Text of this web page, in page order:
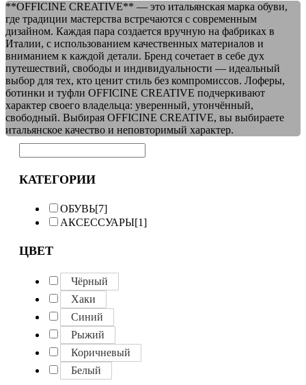
**OFFICINE CREATIVE** — это итальянская марка обуви,
где традиции мастерства встречаются с современным
дизайном. Каждая пара создается вручную на фабриках в
Италии, с использованием качественных материалов и
вниманием к каждой детали. Бренд сочетает в себе дух
путешествий, свободы и индивидуальности — идеальный
выбор для тех, кто ценит стиль без компромиссов. Лоферы,
ботинки и туфли OFFICINE CREATIVE подчеркивают
характер своего владельца: уверенный, утончённый,
свободный. Выбирая OFFICINE CREATIVE, вы выбираете
итальянское качество и неповторимый характер.
КАТЕГОРИИ
ОБУВЬ[7]
АКСЕССУАРЫ[1]
ЦВЕТ
Чёрный
Хаки
Синий
Рыжий
Коричневый
Белый